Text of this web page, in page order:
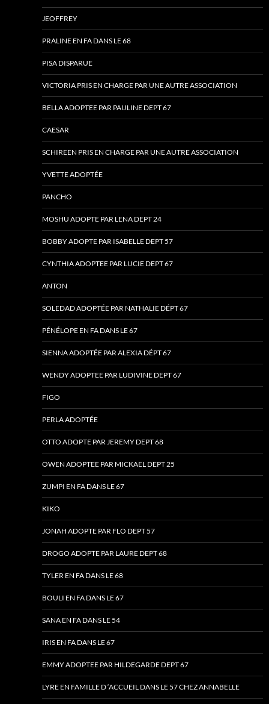
JEOFFREY
PRALINE EN FA DANS LE 68
PISA DISPARUE
VICTORIA PRIS EN CHARGE PAR UNE AUTRE ASSOCIATION
BELLA ADOPTEE PAR PAULINE DEPT 67
CAESAR
SCHIREEN PRIS EN CHARGE PAR UNE AUTRE ASSOCIATION
YVETTE ADOPTÉE
PANCHO
MOSHU ADOPTE PAR LENA DEPT 24
BOBBY ADOPTE PAR ISABELLE DEPT 57
CYNTHIA ADOPTEE PAR LUCIE DEPT 67
ANTON
SOLEDAD ADOPTÉE PAR NATHALIE DÉPT 67
PÉNÉLOPE EN FA DANS LE 67
SIENNA ADOPTÉE PAR ALEXIA DÉPT 67
WENDY ADOPTEE PAR LUDIVINE DEPT 67
FIGO
PERLA ADOPTÉE
OTTO ADOPTE PAR JEREMY DEPT 68
OWEN ADOPTEE PAR MICKAEL DEPT 25
ZUMPI EN FA DANS LE 67
KIKO
JONAH ADOPTE PAR FLO DEPT 57
DROGO ADOPTE PAR LAURE DEPT 68
TYLER EN FA DANS LE 68
BOULI EN FA DANS LE 67
SANA EN FA DANS LE 54
IRIS EN FA DANS LE 67
EMMY ADOPTEE PAR HILDEGARDE DEPT 67
LYRE EN FAMILLE D ‘ACCUEIL DANS LE 57 CHEZ ANNABELLE